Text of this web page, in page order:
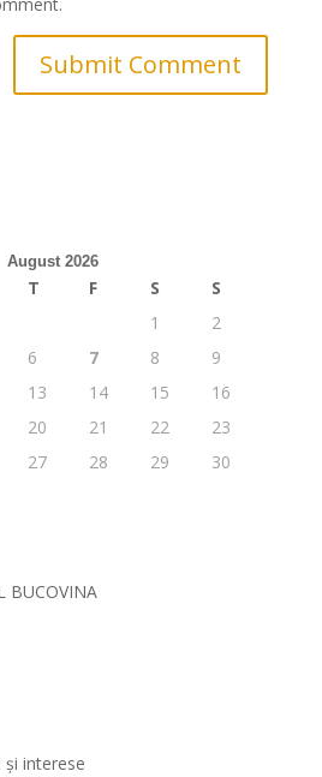
August 2026
T F S
S
1
2
6 7 8
9
13 14 15
16
20 21 22
23
27 28 29
30
BUCOVINA
și interese